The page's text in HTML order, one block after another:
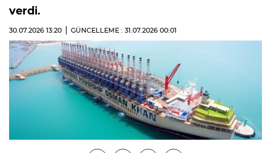
verdi.
30.07.2026 13:20 GÜNCELLEME : 31.07.2026 00:01